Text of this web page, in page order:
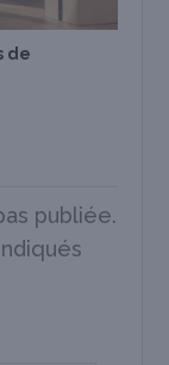
de
publiée.